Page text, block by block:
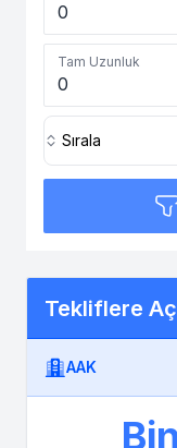
Tam Uzunluk
Sırala
Tekliflere
AAK